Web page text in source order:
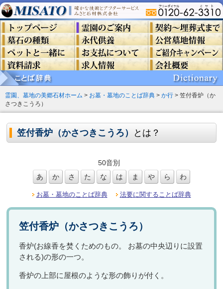
霊園、墓地の美郷石材ホーム > お墓・墓地のことば辞典 > か行 > 笠付香炉（か
さつきこうろ）
笠付香炉（かさつきこうろ） とは？
50音別
あ
か さ た な は ま や ら わ
お墓・墓地のことば辞典 法要に関することば辞典
笠付香炉（かさつきこうろ）
香炉(お線香を焚くためのもの。 お墓の中央辺りに設置
される)の形の一つ。
香炉の上部に屋根のような形の飾りが付く。